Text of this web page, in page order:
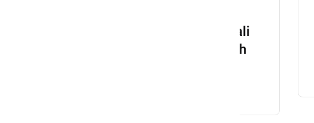
V Prlekiji so se drugič zbrali
lastniki in ljubitelji vojaških